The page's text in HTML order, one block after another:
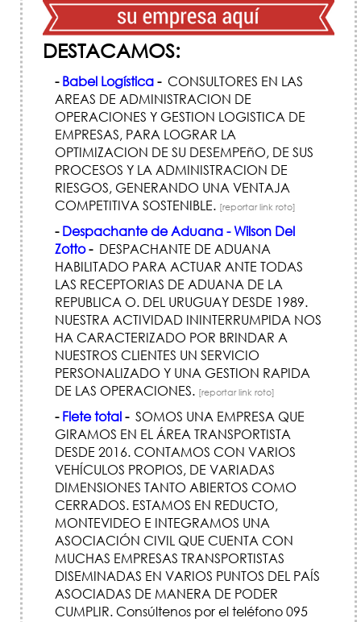
DESTACAMOS:
- Babel Logística-CONSULTORES EN LAS
AREAS DE ADMINISTRACION DE
OPERACIONES Y GESTION LOGISTICA DE
EMPRESAS, PARA LOGRAR LA
OPTIMIZACION DE SU DESEMPEñO, DE SUS
PROCESOS Y LA ADMINISTRACION DE
RIESGOS, GENERANDO UNA VENTAJA
COMPETITIVA SOSTENIBLE. [reportar link roto]
- Despachante de Aduana - Wilson Del
Zotto-DESPACHANTE DE ADUANA
HABILITADO PARA ACTUAR ANTE TODAS
LAS RECEPTORIAS DE ADUANA DE LA
REPUBLICA O. DEL URUGUAY DESDE 1989.
NUESTRA ACTIVIDAD ININTERRUMPIDA NOS
HA CARACTERIZADO POR BRINDAR A
NUESTROS CLIENTES UN SERVICIO
PERSONALIZADO Y UNA GESTION RAPIDA
DE LAS OPERACIONES. [reportar link roto]
- Flete total-SOMOS UNA EMPRESA QUE
GIRAMOS EN EL ÁREA TRANSPORTISTA
DESDE 2016. CONTAMOS CON VARIOS
VEHÍCULOS PROPIOS, DE VARIADAS
DIMENSIONES TANTO ABIERTOS COMO
CERRADOS. ESTAMOS EN REDUCTO,
MONTEVIDEO E INTEGRAMOS UNA
ASOCIACIÓN CIVIL QUE CUENTA CON
MUCHAS EMPRESAS TRANSPORTISTAS
DISEMINADAS EN VARIOS PUNTOS DEL PAÍS
ASOCIADAS DE MANERA DE PODER
CUMPLIR. Consúltenos por el teléfono 095